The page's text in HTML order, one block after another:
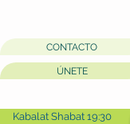
CONTACTO
ÚNETE
Kabalat Shabat 19:30